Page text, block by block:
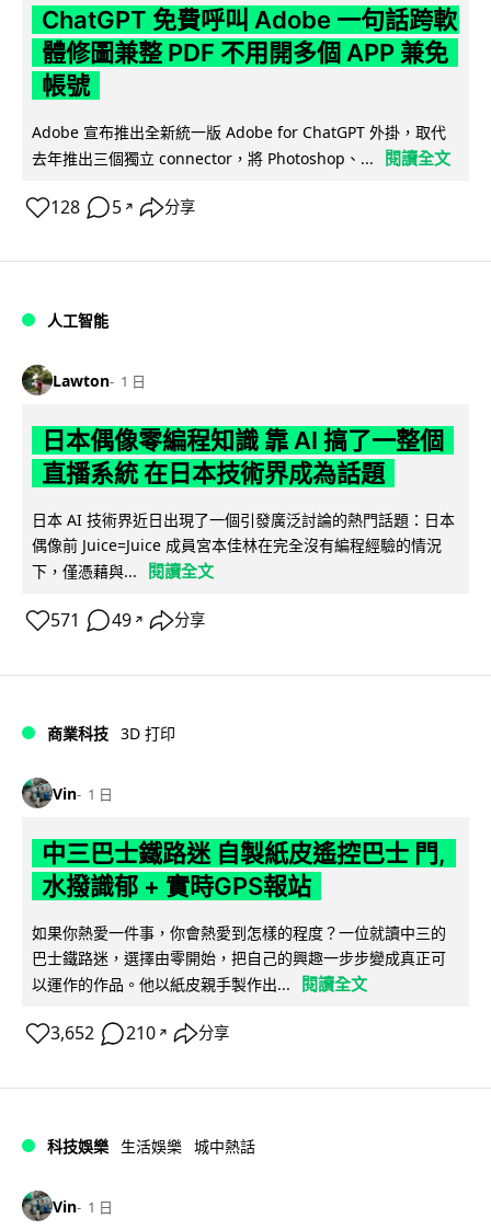
ChatGPT 免費呼叫 Adobe 一句話跨軟
體修圖兼整 PDF 不用開多個 APP 兼免
帳號
Adobe 宣布推出全新統一版 Adobe for ChatGPT 外掛，取代
去年推出三個獨立 connector，將 Photoshop、...
閱讀全文
128 5 ↗ 分享
人工智能
Lawton 1 日
日本偶像零編程知識 靠 AI 搞了一整個
直播系統 在日本技術界成為話題
日本 AI 技術界近日出現了一個引發廣泛討論的熱門話題：日本
偶像前 Juice=Juice 成員宮本佳林在完全沒有編程經驗的情況
下，僅憑藉與...
閱讀全文
571 49 ↗ 分享
商業科技 3D 打印
Vin 1 日
中三巴士鐵路迷 自製紙皮遙控巴士 門,
水撥識郁 + 實時GPS報站
如果你熱愛一件事，你會熱愛到怎樣的程度？一位就讀中三的
巴士鐵路迷，選擇由零開始，把自己的興趣一步步變成真正可
以運作的作品。他以紙皮親手製作出...
閱讀全文
3,652 210 ↗ 分享
科技娛樂 生活娛樂 城中熱話
Vin 1 日